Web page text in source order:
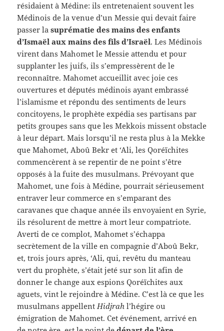
résidaient à Médine: ils entretenaient souvent les
Médinois de la venue d’un Messie qui devait faire
passer la suprématie des mains des enfants
d’Ismaël aux mains des fils d’Israël. Les Médinois
virent dans Mahomet le Messie attendu et pour
supplanter les juifs, ils s’empressèrent de le
reconnaître. Mahomet accueillit avec joie ces
ouvertures et députés médinois ayant embrassé
l’islamisme et répondu des sentiments de leurs
concitoyens, le prophète expédia ses partisans par
petits groupes sans que les Mekkois missent obstacle
à leur départ. Mais lorsqu’il ne resta plus à la Mekke
que Mahomet, Aboû Bekr et ‘Ali, les Qoréïchites
commencèrent à se repentir de ne point s’être
opposés à la fuite des musulmans. Prévoyant que
Mahomet, une fois à Médine, pourrait sérieusement
entraver leur commerce en s’emparant des
caravanes que chaque année ils envoyaient en Syrie,
ils résolurent de mettre à mort leur compatriote.
Averti de ce complot, Mahomet s’échappa
secrètement de la ville en compagnie d’Aboû Bekr,
et, trois jours après, ‘Ali, qui, revêtu du manteau
vert du prophète, s’était jeté sur son lit afin de
donner le change aux espions Qoréïchites aux
aguets, vint le rejoindre à Médine. C’est là ce que les
musulmans appellentHidjrah l’hégire ou
émigration de Mahomet. Cet événement, arrivé en